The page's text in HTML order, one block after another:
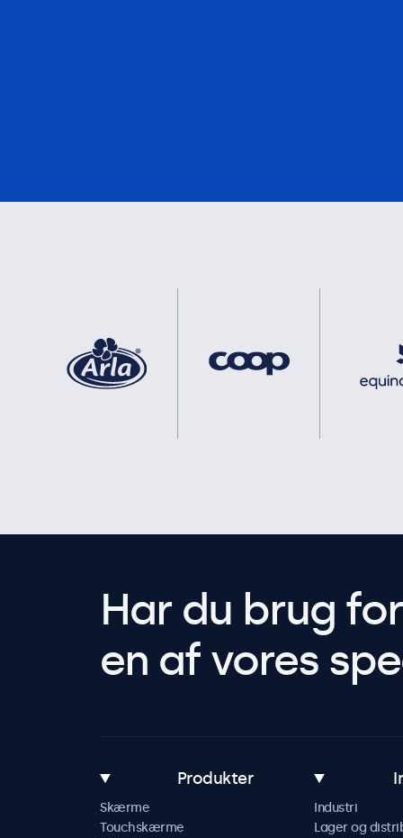
Har du brug
en af vores
Produkter
Skærme
Touchskærme
Industri
Lager og